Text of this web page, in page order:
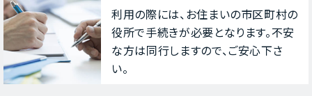
利⽤の際には、お住まいの市区町村の
役所で⼿続きが必要となります。不安
な⽅は同⾏しますので、ご安⼼下さ
い。